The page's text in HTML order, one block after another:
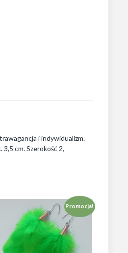
i indywidualizm.
cm. Szerokość 2,
Promocja!